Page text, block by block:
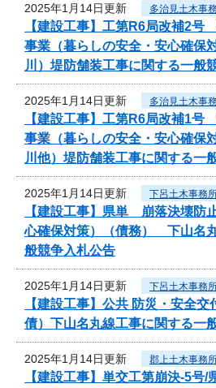
2025年1月14日更新 多治見土木事
【建設工事】工第R6局改補2
事業（暮らしの安全・安心確保
川）堤防舗装工事に関する一般
2025年1月14日更新 多治見土木事
【建設工事】工第R6局改補1
事業（暮らしの安全・安心確保
川他）堤防舗装工事に関する一
2025年1月14日更新 下呂土木事務
【建設工事】県単 崩落決壊防
心確保対策）（債務） 下山名
般競争入札公告
2025年1月14日更新 下呂土木事務
【建設工事】公共 防災・安全
債）下山名丸線工事に関する一
2025年1月14日更新 郡上土木事務
【建設工事】単交工第崩決-5号/